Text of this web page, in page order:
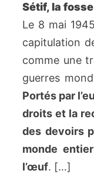
Sétif, la
Le 8 mai
capitulation
comme une
guerres
Portés par
droits et la
des devoirs
monde
l’œuf. […]